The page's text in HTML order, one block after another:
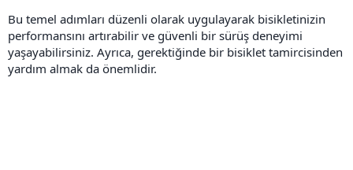
Bu temel adımları düzenli olarak uygulayarak bisikletinizin
performansını artırabilir ve güvenli bir sürüş deneyimi
yaşayabilirsiniz. Ayrıca, gerektiğinde bir bisiklet tamircisinden
yardım almak da önemlidir.